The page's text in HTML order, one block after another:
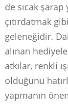
de sıcak şarap
çıtırdatmak
geleneğidir.
alınan
atkılar, renkli
olduğunu
yapmanın